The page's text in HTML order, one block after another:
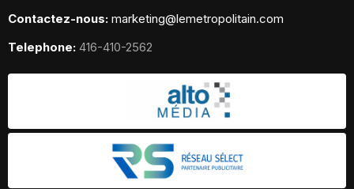
Contactez-nous: marketing@lemetropolitain.com
Telephone: 416-410-2562